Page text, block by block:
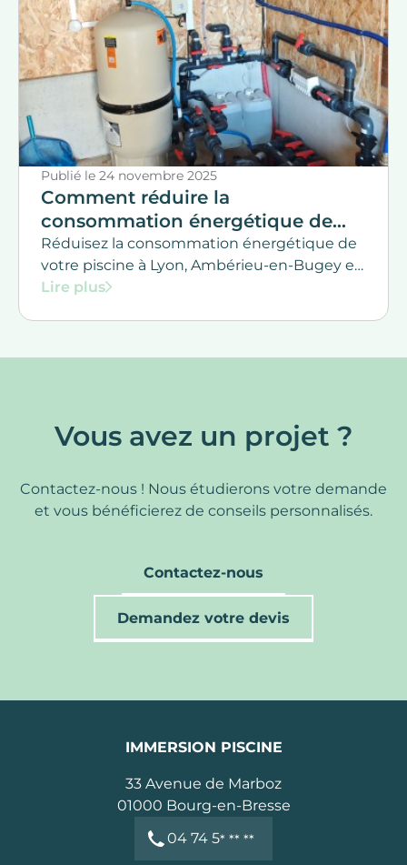
Publié le 24 novembre 2025
Comment réduire la
consommation énergétique de
votre piscine ?
Réduisez la consommation énergétique de
votre piscine à Lyon, Ambérieu-en-Bugey et
Saint-Julien-en-Genevois grâce aux conseils
Lire plus
Vous avez un projet ?
Contactez-nous ! Nous étudierons votre demande
et vous bénéficierez de conseils personnalisés.
Contactez-nous
Demandez votre devis
IMMERSION PISCINE
33 Avenue de Marboz
01000 Bourg-en-Bresse
04 74 5* ** **